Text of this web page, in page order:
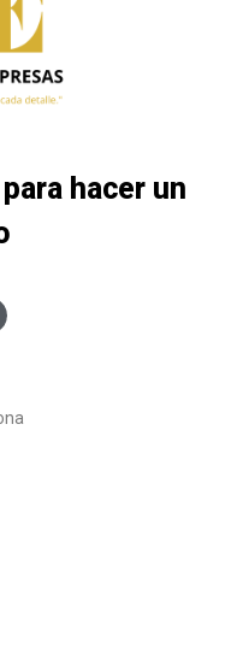
hacer un